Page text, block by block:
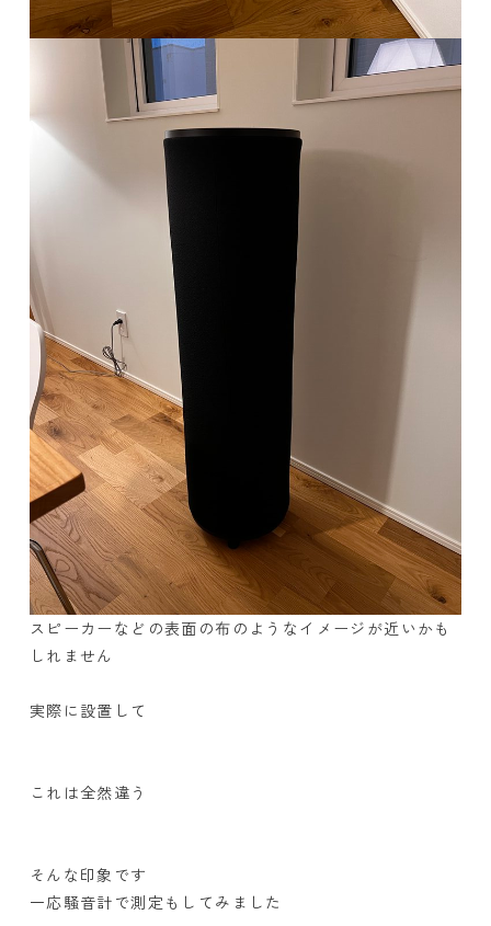
スピーカーなどの表面の布のようなイメージが近いかも
しれません
実際に設置して
これは全然違う
そんな印象です
一応騒音計で測定もしてみました